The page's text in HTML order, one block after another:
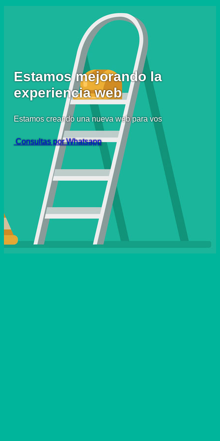
Estamos mejorando la
experiencia web
Estamos creando una nueva web para vos
Consultas por Whatsapp